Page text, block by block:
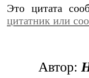
Это цитата
цитатник или
Автор: